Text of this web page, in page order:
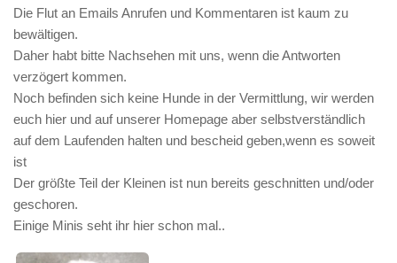
Die Flut an Emails Anrufen und Kommentaren ist kaum zu
bewältigen.
Daher habt bitte Nachsehen mit uns, wenn die Antworten
verzögert kommen.
Noch befinden sich keine Hunde in der Vermittlung, wir werden
euch hier und auf unserer Homepage aber selbstverständlich
auf dem Laufenden halten und bescheid geben,wenn es soweit
ist
Der größte Teil der Kleinen ist nun bereits geschnitten und/oder
geschoren.
Einige Minis seht ihr hier schon mal..